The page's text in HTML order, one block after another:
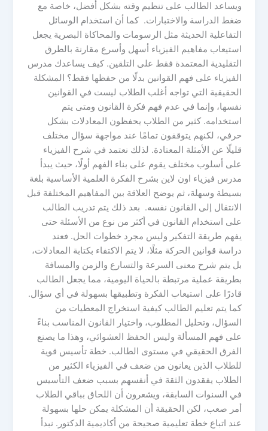
ويساعد الطالب على تنظيم وقته بشكل أفضل، خاصة مع
ضغط الدراسة والاختبارات. كما أن استخدام الوسائل
التفاعلية الحديثة مثل الرسومات والمحاكاة البصرية يجعل
استيعاب مفاهيم الفيزياء أسهل وأسرع مقارنة بالطرق
التقليدية المعتمدة فقط على التلقين. كيف يساعدك مدرس
الفيزياء على فهم القوانين بدلًا من حفظها فقط؟ المشكلة
الحقيقية التي تواجه أغلب الطلاب ليست في القوانين
نفسها، وإنما في عدم فهم فكرة القانون ومتى يتم
استخدامه. كثير من الطلاب يحفظون المعادلات بشكل
حرفي، لكنهم يتوقفون تمامًا عند مواجهة سؤال مختلف
قليلًا عن الأمثلة المعتادة. لذلك نعتمد في شرح الفيزياء
على أسلوب مختلف يقوم على بناء الفهم أولًا، حيث يبدأ
مدرس فيزياء اون لاين بشرح الفكرة العلمية الأساسية بلغة
بسيطة وسهلة، ثم يوضح العلاقة بين المفاهيم المختلفة قبل
الانتقال إلى القانون نفسه. بعد ذلك يتم تدريب الطالب
على استخدام القانون في أكثر من نوع من الأسئلة حتى
يفهم طريقة التفكير وليس مجرد خطوات الحل. فعند
دراسة قوانين الحركة مثلًا، لا يتم الاكتفاء بكتابة المعادلات،
بل يتم شرح معنى السرعة والتسارع والزمن والمسافة
بطريقة عملية مرتبطة بالحياة اليومية، مما يجعل الطالب
قادرًا على استيعاب الفكرة وتطبيقها بسهولة في أي سؤال.
كما يتم تعليم الطالب كيفية استخراج المعطيات من
السؤال، وتحليل المطلوب، واختيار القانون المناسب بناءً
على فهم المسألة وليس الحفظ العشوائي، وهذا ما يصنع
الفرق الحقيقي في مستوى الطالب. خطة تأسيس قوية
للطلاب الذين يعانون من ضعف في الفيزياء الكثير من
الطلاب يفقدون الثقة في أنفسهم بسبب ضعف التأسيس
في السنوات السابقة، ويشعرون أن اللحاق بباقي الطلاب
أمر صعب، لكن الحقيقة أن المشكلة يمكن حلها بسهولة
عند اتباع خطة تعليمية صحيحة من أكاديمية الدكتور. نبدأ